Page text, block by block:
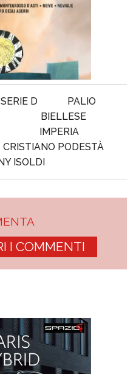
SERIE D
PALIO
BIELLESE
IMPERIA
CRISTIANO PODESTÀ
ISOLDI
I COMMENTI